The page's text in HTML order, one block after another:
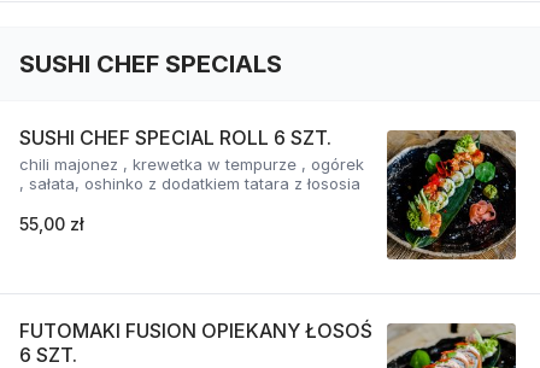
SUSHI CHEF SPECIALS
SUSHI CHEF SPECIAL ROLL 6 SZT.
chili majonez , krewetka w tempurze , ogórek
, sałata, oshinko z dodatkiem tatara z łososia
55,00 zł
FUTOMAKI FUSION OPIEKANY ŁOSOŚ
6 SZT.